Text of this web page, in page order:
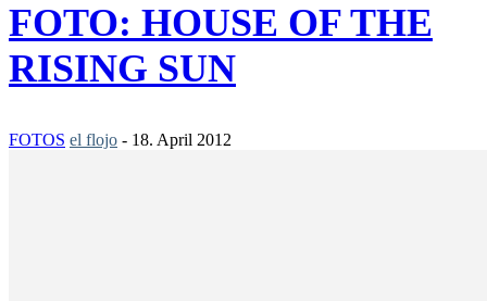
FOTO: HOUSE OF THE
RISING SUN
FOTOS el flojo - 18. April 2012